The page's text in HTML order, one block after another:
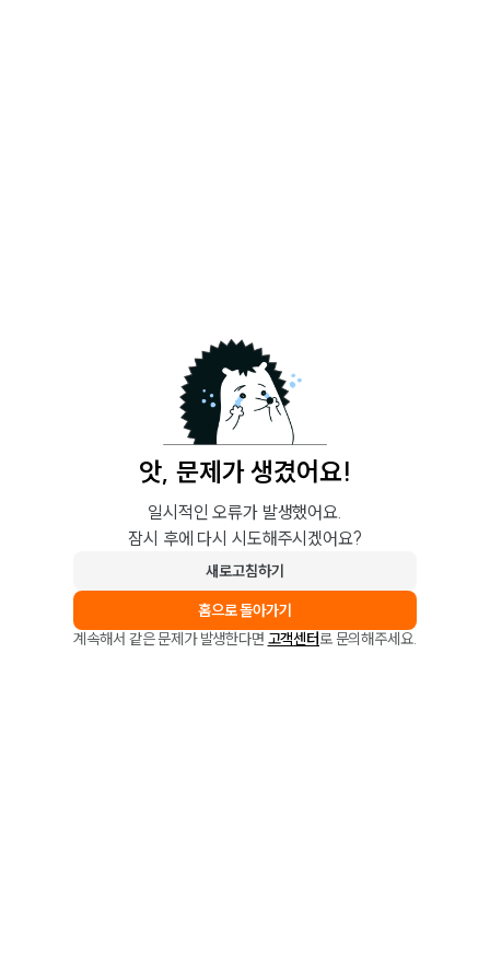
앗, 문제가 생겼어요!
일시적인 오류가 발생했어요.
잠시 후에 다시 시도해주시겠어요?
새로고침하기
홈으로 돌아가기
계속해서 같은 문제가 발생한다면 고객센터로 문의해주세요.